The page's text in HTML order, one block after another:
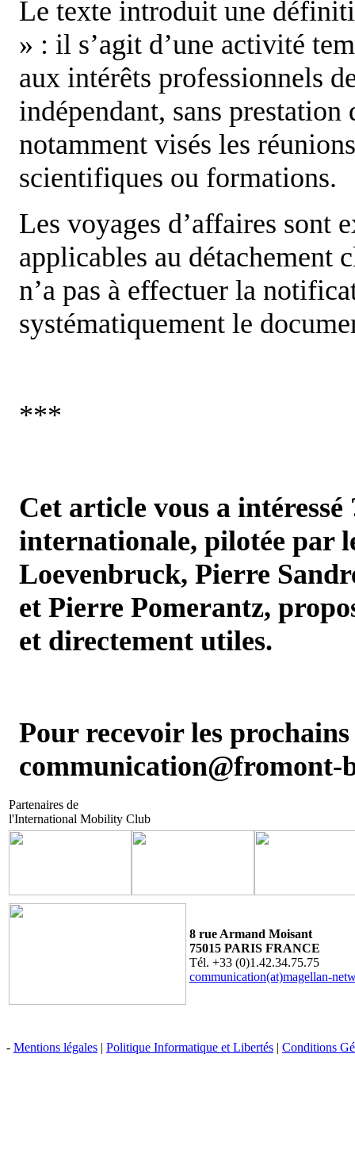
Le texte introduit une
» : il s’agit d’une activité
aux intérêts professionnels
indépendant, sans
notamment visés les
scientifiques ou formations.
Les voyages d’affaires sont
applicables au détachement
n’a pas à effectuer la
systématiquement le
***
Cet article vous a
internationale, pilotée par
Loevenbruck, Pierre
et Pierre Pomerantz,
et directement utiles.
Pour recevoir les
communication@fromont-
Partenaires de
l'International Mobility Club
8 rue Armand Moisant
75015 PARIS FRANCE
Tél. +33 (0)1.42.34.75.75
communication(at)magellan-
- Mentions légales | Politique Informatique et Libertés | Conditions